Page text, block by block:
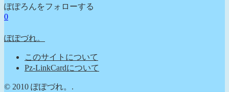
ぽぽろんをフォローする
0
ぽぽづれ。
このサイトについて
Pz-LinkCardについて
© 2010 ぽぽづれ。.